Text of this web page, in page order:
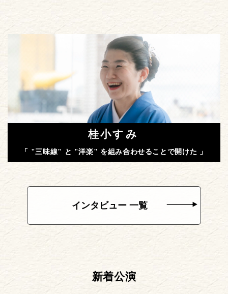
桂小すみ
「 "三味線" と "洋楽" を組み合わせることで開けた 」
インタビュー 一覧
新着公演